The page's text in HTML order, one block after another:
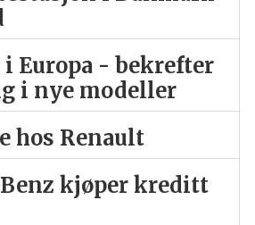
Europa - bekrefter
i nye modeller
hos Renault
kjøper kreditt